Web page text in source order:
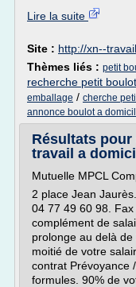
Lire la suite
Site : http://xn--
Thèmes liés : petit
recherche petit
emballage / cherche
annonce boulot a
Résultats
travail a
Mutuelle MPCL
2 place Jean
04 77 49 60 98.
complément de
prolonge au delà
moitié de votre
contrat Prévoyance
formules. 90% de